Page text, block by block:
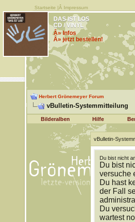
Startseite |Â Impressum
DAS IST LOS
CD / VINYL
Â» Infos
Â» jetzt bestellen!
Herbert Grönemeyer Forum
vBulletin-Systemmitteilung
Bilderalben Hilfe
vBulletin-
Du bist nicht
Du bist
versuche
Du hast
der Fall
Du
wartest